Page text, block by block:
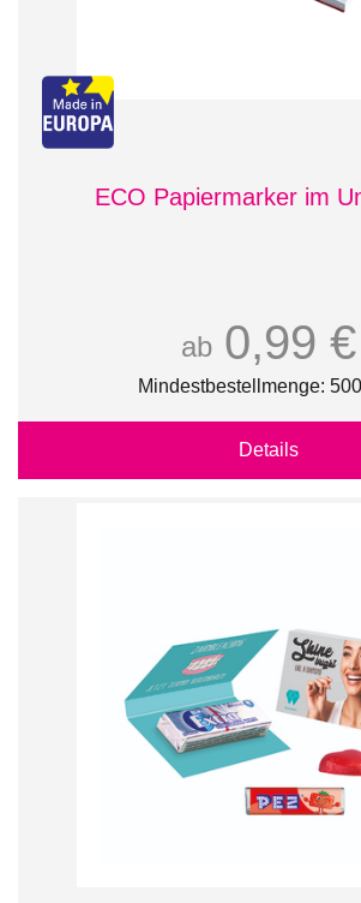
ECO Papiermarker im
ab 0,99 €
Mindestbestellmenge:
Details